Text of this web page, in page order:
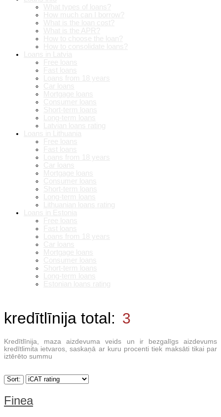
kredītlīnija total: 3
Kredītlīnija, maza aizdevuma veids un ir bezgalīgs aizdevums
kredītlimita ietvaros, saskaņā ar kuru procenti tiek maksāti tikai par
iztērēto summu
Sort:
Finea